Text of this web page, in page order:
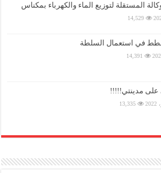
المستقلة لتوزيع الماء والكهرباء بمكناس
14,529
في استعمال السلطة
14,391
على مدينتي!!!!!
13,335